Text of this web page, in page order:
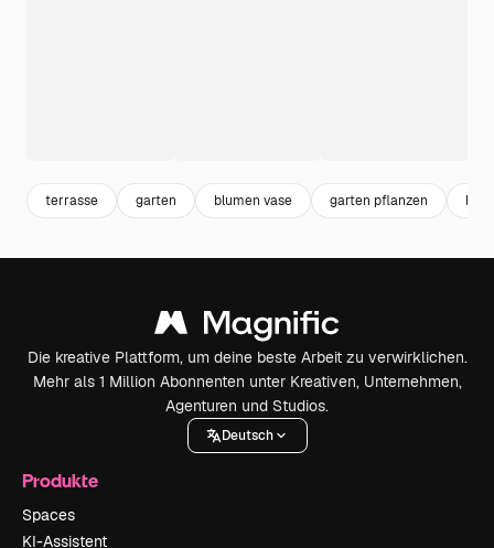
terrasse garten blumen vase garten pflanzen
Die kreative Plattform, um deine beste Arbeit zu verwirklichen.
Mehr als 1 Million Abonnenten unter Kreativen, Unternehmen,
Agenturen und Studios.
Deutsch
Produkte
Spaces
KI-Assistent